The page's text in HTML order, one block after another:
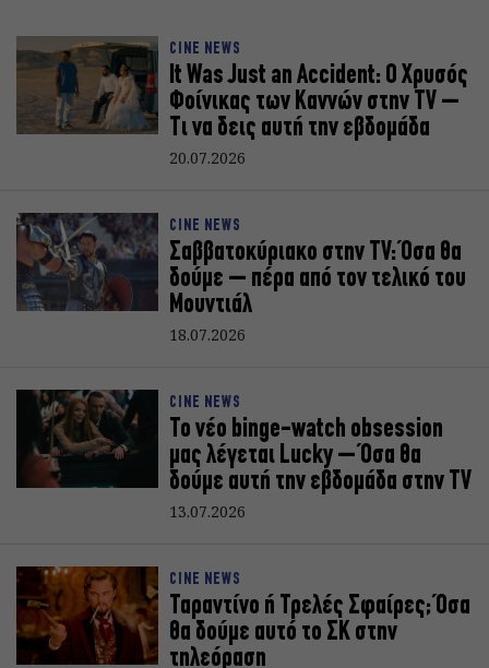
CINE NEWS
It Was Just an Accident: Ο Χρυσός
Φοίνικας των Καννών στην TV –
Τι να δεις αυτή την εβδομάδα
20.07.2026
CINE NEWS
Σαββατοκύριακο στην TV: Όσα θα
δούμε – πέρα από τον τελικό του
Μουντιάλ
18.07.2026
CINE NEWS
Το νέο binge-watch obsession
μας λέγεται Lucky – Όσα θα
δούμε αυτή την εβδομάδα στην TV
13.07.2026
CINE NEWS
Ταραντίνο ή Τρελές Σφαίρες; Όσα
θα δούμε αυτό το ΣΚ στην
τηλεόραση